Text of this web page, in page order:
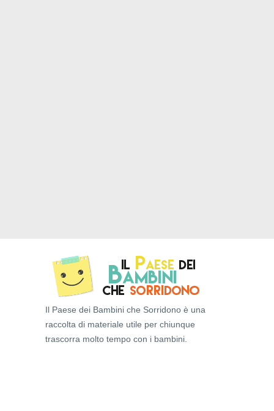
Il Paese dei Bambini che Sorridono è una
raccolta di materiale utile per chiunque
trascorra molto tempo con i bambini.